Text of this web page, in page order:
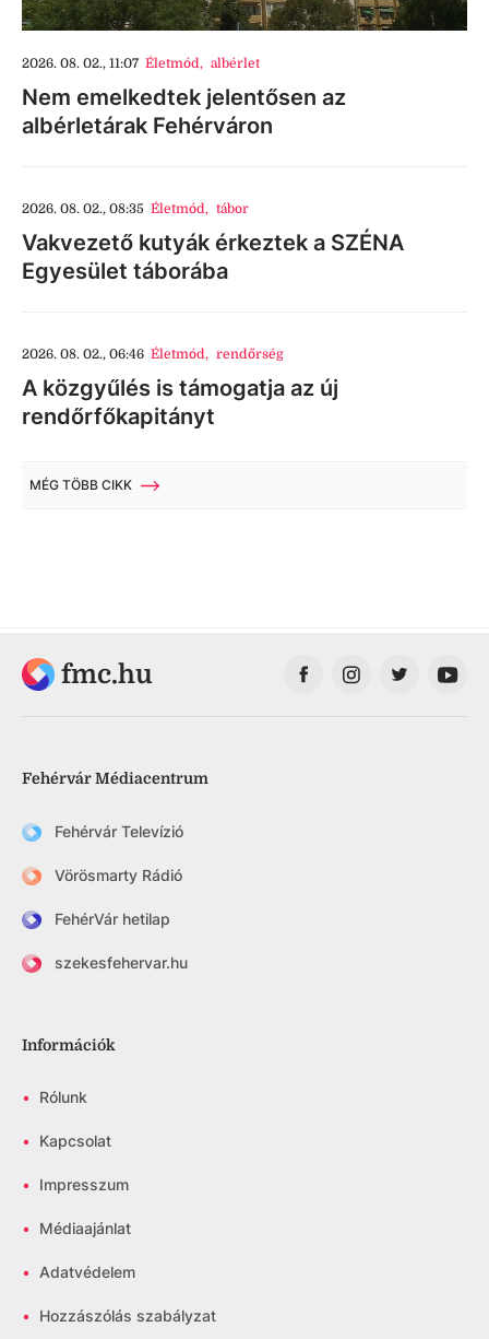
2026. 08. 02., 11:07 Életmód, albérlet
Nem emelkedtek jelentősen az
albérletárak Fehérváron
2026. 08. 02., 08:35 Életmód, tábor
Vakvezető kutyák érkeztek a SZÉNA
Egyesület táborába
2026. 08. 02., 06:46 Életmód, rendőrség
A közgyűlés is támogatja az új
rendőrfőkapitányt
MÉG TÖBB CIKK
fmc.hu
Fehérvár Médiacentrum
Fehérvár Televízió
Vörösmarty Rádió
FehérVár hetilap
szekesfehervar.hu
Információk
• Rólunk
• Kapcsolat
• Impresszum
• Médiaajánlat
• Adatvédelem
• Hozzászólás szabályzat